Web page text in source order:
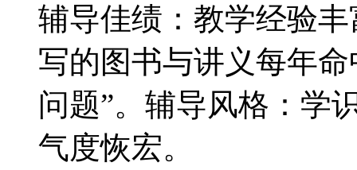
辅导佳绩：教学经验
写的图书与讲义每年
问题”。辅导风格：学
气度恢宏。